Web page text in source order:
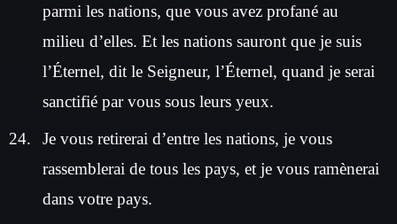
parmi les nations, que vous avez profané au
milieu d’elles. Et les nations sauront que je suis
l’Éternel, dit le Seigneur, l’Éternel, quand je serai
sanctifié par vous sous leurs yeux.
Je vous retirerai d’entre les nations, je vous
rassemblerai de tous les pays, et je vous ramènerai
dans votre pays.